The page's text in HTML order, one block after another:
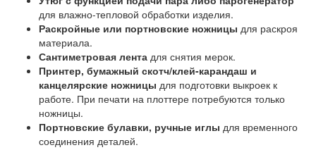
для влажно-тепловой обработки изделия.
Раскройные или портновские ножницы для раскроя
материала.
Сантиметровая лента для снятия мерок.
Принтер, бумажный скотч/клей-карандаш и
канцелярские ножницы для подготовки выкроек к
работе. При печати на плоттере потребуются только
ножницы.
Портновские булавки, ручные иглы для временного
соединения деталей.